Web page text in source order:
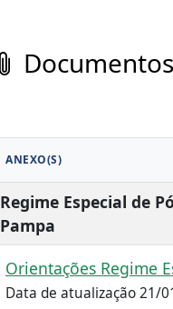
ANEXO(S)
Regime Especial de
Pampa
Orientações Regime
Data de atualização 21/